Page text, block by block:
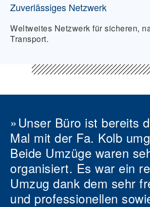
Zuverlässiges Netzwerk
Weltweites Netzwerk für sicheren,
Transport.
Unser Büro ist bereits
Mal mit der Fa. Kolb
Beide Umzüge waren
organisiert. Es war ein
Umzug dank dem sehr
und professionellen